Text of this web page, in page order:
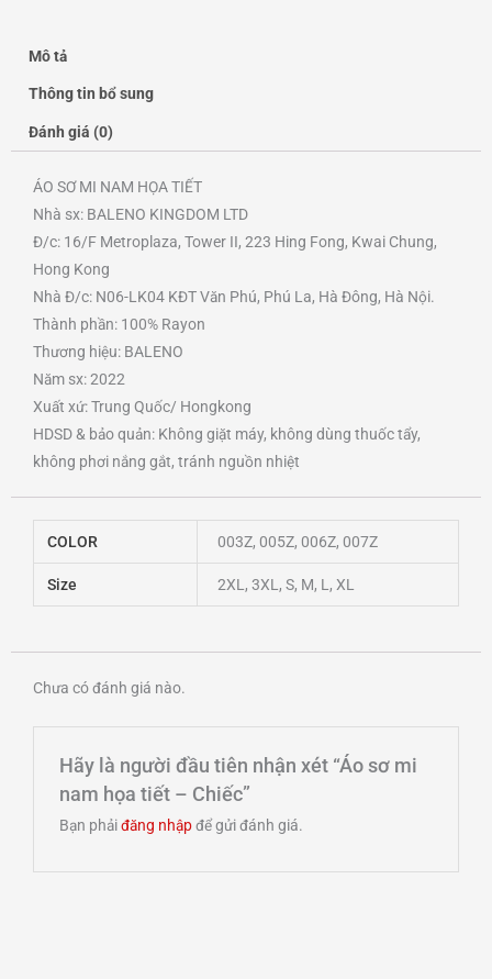
Mô tả
Thông tin bổ sung
Đánh giá (0)
ÁO SƠ MI NAM HỌA TIẾT
Nhà sx: BALENO KINGDOM LTD
Đ/c: 16/F Metroplaza, Tower II, 223 Hing Fong, Kwai Chung,
Hong Kong
Nhà Đ/c: N06-LK04 KĐT Văn Phú, Phú La, Hà Đông, Hà Nội.
Thành phần: 100% Rayon
Thương hiệu: BALENO
Năm sx: 2022
Xuất xứ: Trung Quốc/ Hongkong
HDSD & bảo quản: Không giặt máy, không dùng thuốc tẩy,
không phơi nắng gắt, tránh nguồn nhiệt
COLOR 003Z, 005Z, 006Z, 007Z
Size 2XL, 3XL, S, M, L, XL
Chưa có đánh giá nào.
Hãy là người đầu tiên nhận xét “Áo sơ mi
nam họa tiết – Chiếc”
Bạn phảiđăng nhậpđể gửi đánh giá.